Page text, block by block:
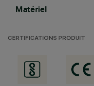
Matériel
CERTIFICATIONS PRODUIT